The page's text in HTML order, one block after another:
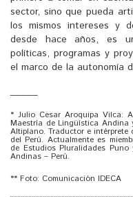
sector, sino que pueda
los mismos intereses y
desde hace años­­, es
políticas, programas y
el marco de la autonomía
* Julio Cesar Aroquipa Vilca:
Maestría de Lingüística
Altiplano. Traductor e
del Perú. Actualmente es
de Estudios Pluralidades
Andinas – Perú.
** Foto: Comunicación IDECA